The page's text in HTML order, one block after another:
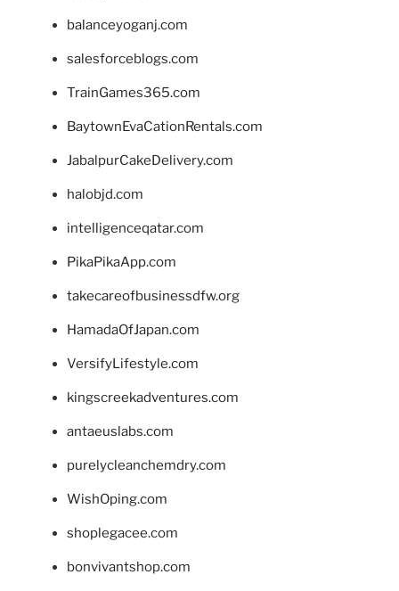
balanceyoganj.com
salesforceblogs.com
TrainGames365.com
BaytownEvaCationRentals.com
JabalpurCakeDelivery.com
halobjd.com
intelligenceqatar.com
PikaPikaApp.com
takecareofbusinessdfw.org
HamadaOfJapan.com
VersifyLifestyle.com
kingscreekadventures.com
antaeuslabs.com
purelycleanchemdry.com
WishOping.com
shoplegacee.com
bonvivantshop.com